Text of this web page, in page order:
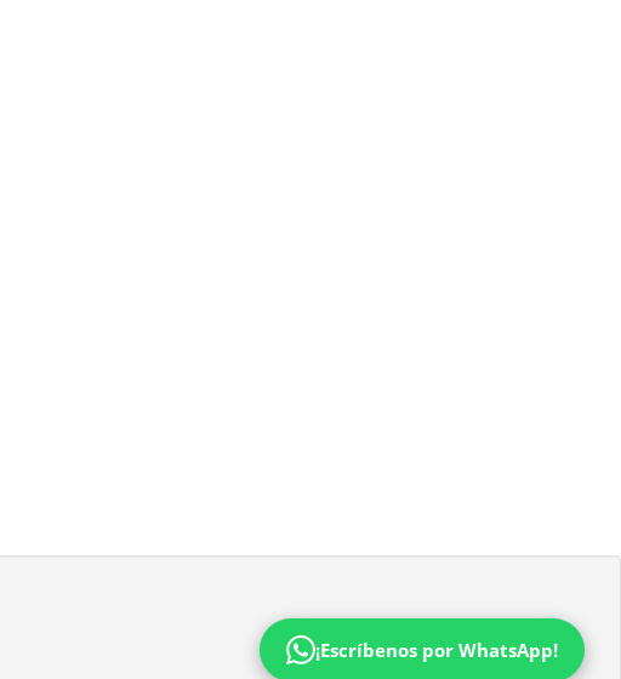
¡Escríbenos por WhatsApp!